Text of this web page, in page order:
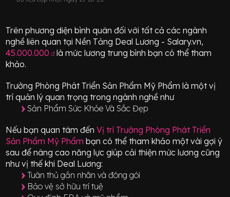
Trên phương diện bình quân đối với tất cả các ngành
nghề liên quan tại Nền Tảng Deal Lương - Salary.vn,
45.000.000 đlà mức lương trung bình bạn có thể tham
khảo.
Trưởng Phòng Phát Triển Sản Phẩm Mỹ Phẩm là một vị
tríquản lý quan trọng trong ngành nghề như
Sản Phẩm Sức Khỏe Và Sắc Đẹp
Nếu bạn quan tâm đến Vị trí Trưởng Phòng Phát Triển
Sản Phẩm Mỹ Phẩm bạn có thể tham khảo một vài gợi ý
sau để nâng cao năng lực giúp cải thiện mức lương cũng
như vị thế khi Deal Lương:
Tuân thủ gắn nhãn và đóng gói
Bảo vệ sở hữu trí tuệ